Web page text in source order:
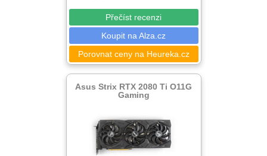
Přečíst recenzi
Koupit na Alza.cz
Porovnat ceny na Heureka.cz
Asus Strix RTX 2080 Ti O11G
Gaming